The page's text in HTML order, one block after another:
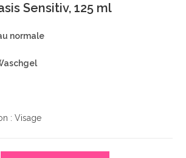
Sensitiv, 125 ml
normale
: Visage